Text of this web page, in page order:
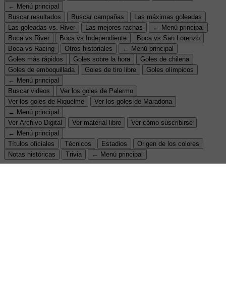
← Menú principal
Buscar resultados
Buscar campañas
Las máximas goleadas
Las goleadas vs. River
Las mejores rachas
← Menú principal
Boca vs River
Boca vs Independiente
Boca vs San Lorenzo
Boca vs Racing
Otros historiales
← Menú principal
Goles más rápidos
Goles sobre la hora
Goles de chilena
Goles de emboquillada
Goles de tiro libre
Goles olímpicos
← Menú principal
Buscar videos
Ver los goles de Palermo
Ver los goles de Riquelme
Ver los goles de Maradona
← Menú principal
Ver Archivo Digital
Ver material libre
Ver cómo suscribirse
← Menú principal
Títulos oficiales
Técnicos Estadios
Origen de los colores
Notas históricas
Trivia ← Menú principal